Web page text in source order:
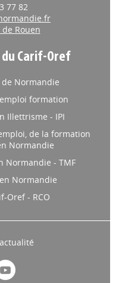
77 82
Rouen
Carif-Oref
Normandie
formation
Illettrisme - IPI
de la formation
Normandie
Normandie - TMF
Normandie
Oref - RCO